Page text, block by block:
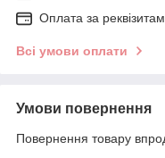
Оплата за
Всі умови оплати
Умови повернення
Повернення товару